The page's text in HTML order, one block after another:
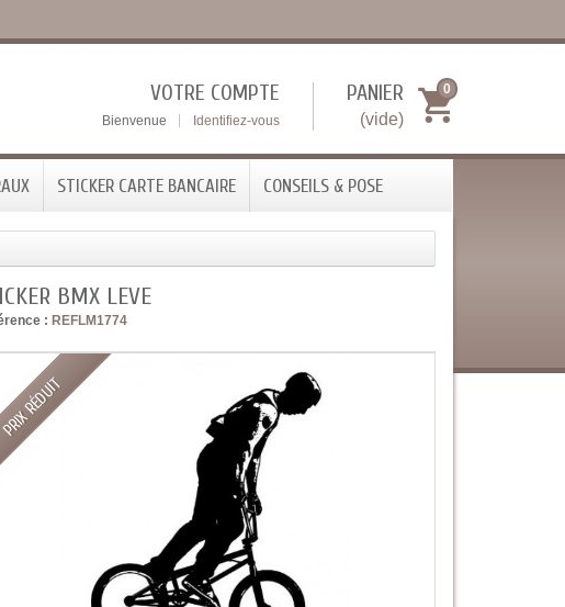
PANIER
(vide)
0
VOTRE COMPTE
Bienvenue Identifiez-vous
STICKER CARTE BANCAIRE CONSEILS & POSE
BMX LEVE
: REFLM1774
PRIX RÉDUIT